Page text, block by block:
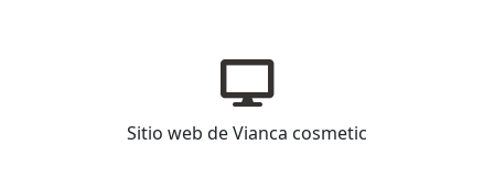
Sitio web de Vianca cosmetic